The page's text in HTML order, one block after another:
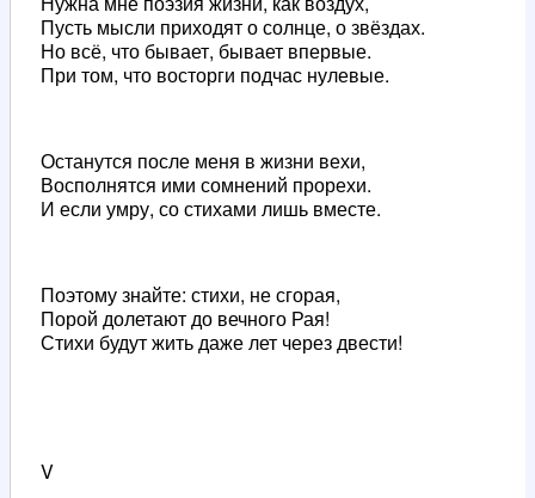
Пусть мысли приходят о солнце, о звёздах.
Но всё, что бывает, бывает впервые.
При том, что восторги подчас нулевые.
Останутся после меня в жизни вехи,
Восполнятся ими сомнений прорехи.
И если умру, со стихами лишь вместе.
Поэтому знайте: стихи, не сгорая,
Порой долетают до вечного Рая!
Стихи будут жить даже лет через двести!
V